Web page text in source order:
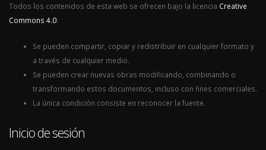
Todos los contenidos de esta web se ofrecen bajo la licencia Creative
Commons 4.0:
Se pueden compartir, copiar y redistribuir en cualquier formato y
a través de cualquier medio.
Se pueden crear nuevas obras modificando, combinando o
transformando estos documentos, incluso con fines comerciales.
La única condición consiste en reconocer la fuente.
Inicio de sesión